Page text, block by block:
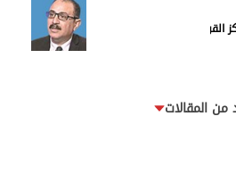
القوى
من المقالات